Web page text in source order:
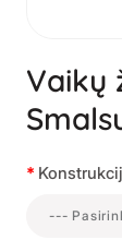
Vaikų
---